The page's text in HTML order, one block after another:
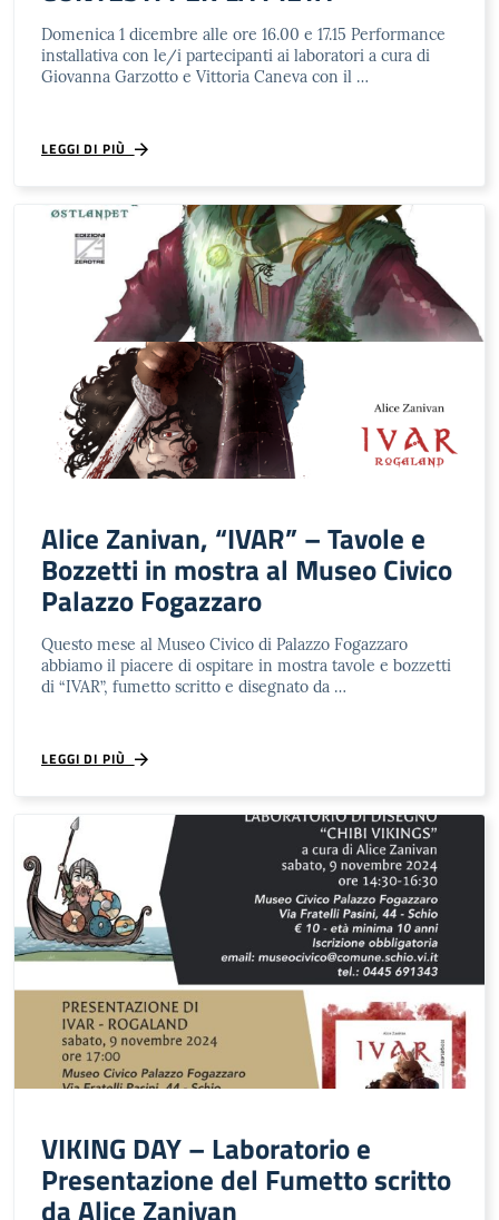
Domenica 1 dicembre alle ore 16.00 e 17.15 Performance
installativa con le/i partecipanti ai laboratori a cura di
Giovanna Garzotto e Vittoria Caneva con il …
LEGGI DI PIÙ
Alice Zanivan, “IVAR” – Tavole e
Bozzetti in mostra al Museo Civico
Palazzo Fogazzaro
Questo mese al Museo Civico di Palazzo Fogazzaro
abbiamo il piacere di ospitare in mostra tavole e bozzetti
di “IVAR”, fumetto scritto e disegnato da …
LEGGI DI PIÙ
VIKING DAY – Laboratorio e
Presentazione del Fumetto scritto
da Alice Zanivan